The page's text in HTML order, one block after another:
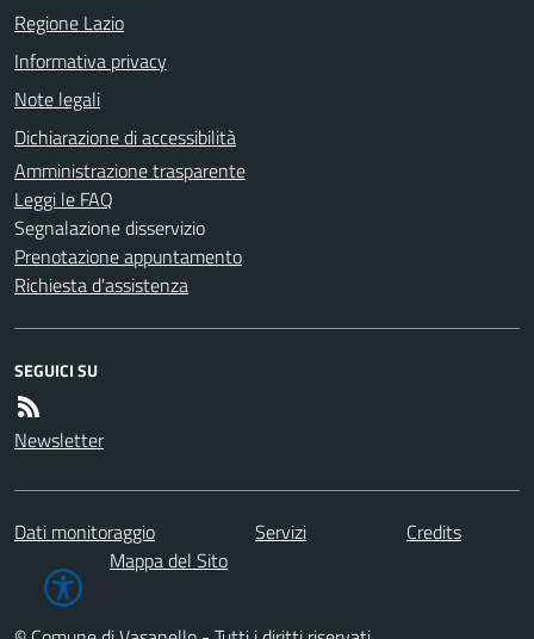
Regione Lazio
Informativa privacy
Note legali
Dichiarazione di accessibilità
Amministrazione trasparente
Leggi le FAQ
Segnalazione disservizio
Prenotazione appuntamento
Richiesta d'assistenza
SEGUICI SU
Newsletter
Dati monitoraggio Servizi
Credits
Mappa del Sito